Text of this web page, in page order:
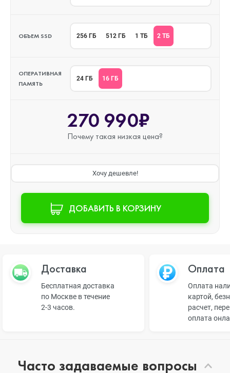
ОБЪЕМ SSD 256 ГБ 512 ГБ 1 ТБ 2 ТБ
ОПЕРАТИВНАЯ
ПАМЯТЬ
24 ГБ 16 ГБ
270 990₽
Почему такая низкая цена?
Хочу дешевле!
ДОБАВИТЬ В КОРЗИНУ
Доставка
Бесплатная доставка
по Москве в течение
2-3 часов.
Оплата
Оплата
картой,
расчет,
оплата
Часто задаваемые вопросы